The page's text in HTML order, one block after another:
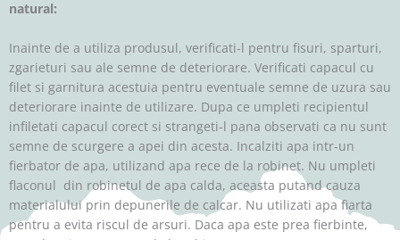
natural:
Inainte de a utiliza produsul, verificati-l pentru fisuri, sparturi,
zgarieturi sau ale semne de deteriorare. Verificati capacul cu
filet si garnitura acestuia pentru eventuale semne de uzura sau
deteriorare inainte de utilizare. Dupa ce umpleti recipientul
infiletati capacul corect si strangeti-l pana observati ca nu sunt
semne de scurgere a apei din acesta. Incalziti apa intr-un
fierbator de apa, utilizand apa rece de la robinet. Nu umpleti
flaconul din robinetul de apa calda, aceasta putand cauza
materialului prin depunerile de calcar. Nu utilizati apa fiarta
pentru a evita riscul de arsuri. Daca apa este prea fierbinte,